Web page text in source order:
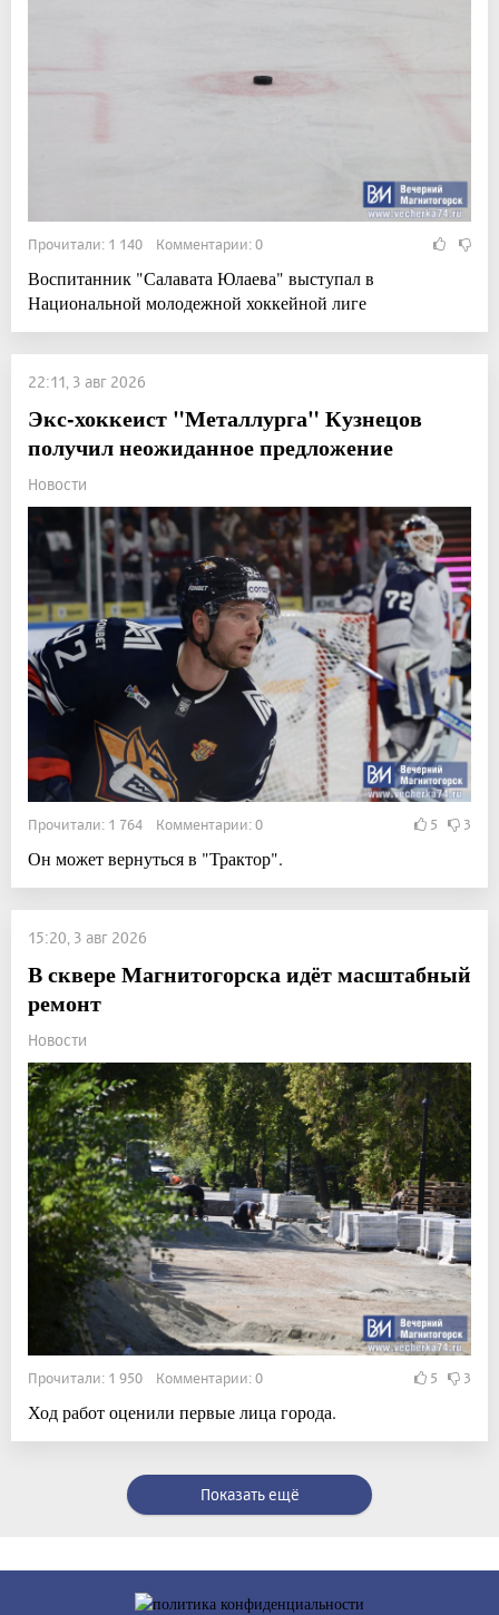
Прочитали: 1 140 Комментарии: 0
Воспитанник "Салавата Юлаева" выступал в
Национальной молодежной хоккейной лиге
22:11, 3 авг 2026
Экс-хоккеист "Металлурга" Кузнецов
получил неожиданное предложение
Новости
Прочитали: 1 764 Комментарии: 0 5 3
Он может вернуться в "Трактор".
15:20, 3 авг 2026
В сквере Магнитогорска идёт масштабный
ремонт
Новости
Прочитали: 1 950 Комментарии: 0 5 3
Ход работ оценили первые лица города.
Показать ещё